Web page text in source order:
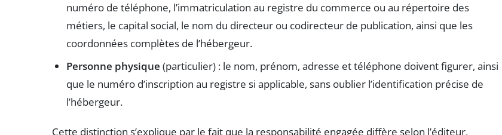
numéro de téléphone, l’immatriculation au registre du commerce ou au répertoire des
métiers, le capital social, le nom du directeur ou codirecteur de publication, ainsi que les
coordonnées complètes de l’hébergeur.
Personne physique (particulier) : le nom, prénom, adresse et téléphone doivent figurer, ainsi
que le numéro d’inscription au registre si applicable, sans oublier l’identification précise de
l’hébergeur.
Cette distinction s’explique par le fait que la responsabilité engagée diffère selon l’éditeur,